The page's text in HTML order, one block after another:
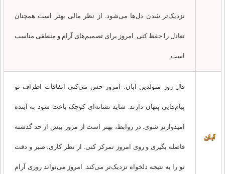
نزدیک‌تر شدن دل‌ها می‌شود. از نظر مالی بهتر است همچنان
تعادل را حفظ کنی. امروز برای تصمیم‌های آرام و منطقی مناسب
است.
فال روز متولدین آبان: امروز حس می‌کنی اتفاقات اطراف تو
پیام‌هایی پنهان دارند. شاید نشانه‌ای کوچک باعث شود به آینده
امیدوارتر شوی. در روابط، بهتر است از مرور بیش از حد گذشته
فاصله بگیری و روی امروز تمرکز کنی. از نظر کاری، صبر و دقت
تو را به نتیجه دلخواه نزدیک‌تر می‌کند. امروز می‌تواند روزی آرام